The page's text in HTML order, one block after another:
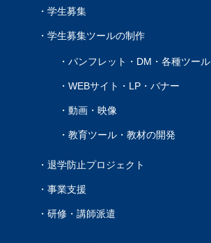
学生募集
学生募集ツールの制作
パンフレット・DM・各種ツール
WEBサイト・LP・バナー
動画・映像
教育ツール・教材の開発
退学防止プロジェクト
事業支援
研修・講師派遣